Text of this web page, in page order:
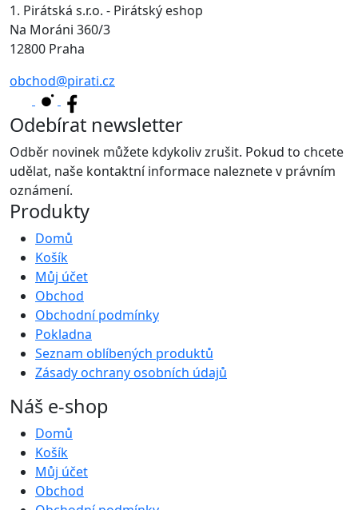
1. Pirátská s.r.o. - Pirátský eshop
Na Moráni 360/3
12800 Praha
obchod@pirati.cz
Produkty
Domů
Košík
Můj účet
Obchod
Obchodní podmínky
Pokladna
Seznam oblíbených produktů
Zásady ochrany osobních údajů
Náš e-shop
Domů
Košík
Můj účet
Obchod
Odebírat newsletter
Odběr novinek můžete kdykoliv zrušit. Pokud to chcete
udělat, naše kontaktní informace naleznete v právním
oznámení.